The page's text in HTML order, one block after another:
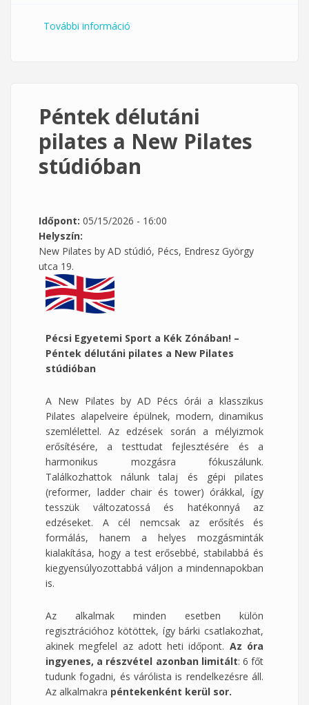
További információ
Péntek délutáni
pilates a New Pilates
stúdióban
Időpont: 05/15/2026 - 16:00
Helyszín:
New Pilates by AD stúdió, Pécs, Endresz György
utca 19.
Pécsi Egyetemi Sport a Kék Zónában! –
Péntek délutáni pilates a New Pilates
stúdióban
A New Pilates by AD Pécs órái a klasszikus
Pilates alapelveire épülnek, modern, dinamikus
szemlélettel. Az edzések során a mélyizmok
erősítésére, a testtudat fejlesztésére és a
harmonikus mozgásra fókuszálunk.
Találkozhattok nálunk talaj és gépi pilates
(reformer, ladder chair és tower) órákkal, így
tesszük változatossá és hatékonnyá az
edzéseket. A cél nemcsak az erősítés és
formálás, hanem a helyes mozgásminták
kialakítása, hogy a test erősebbé, stabilabbá és
kiegyensúlyozottabbá váljon a mindennapokban
is.
Az alkalmak minden esetben külön
regisztrációhoz kötöttek, így bárki csatlakozhat,
akinek megfelel az adott heti időpont. Az óra
ingyenes, a részvétel azonban limitált: 6 főt
tudunk fogadni, és várólista is rendelkezésre áll.
Az alkalmakra péntekenként kerül sor.